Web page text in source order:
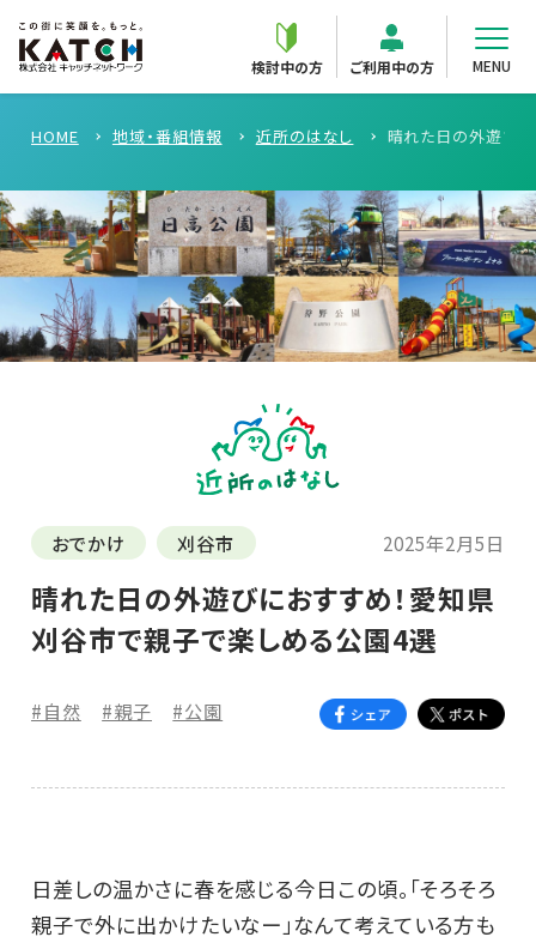
検討中の方 ご利用中の方 MENU
HOME 地域・番組情報 近所のはなし 晴れた日の外遊び
おでかけ 刈谷市 2025年2月5日
晴れた日の外遊びにおすすめ！愛知県
刈谷市で親子で楽しめる公園4選
#自然 #親子 #公園
日差しの温かさに春を感じる今日この頃。「そろそろ
親子で外に出かけたいなー」なんて考えている方も